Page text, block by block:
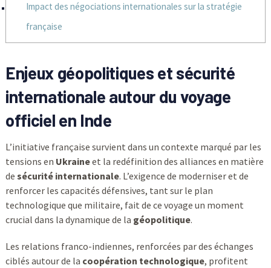
Impact des négociations internationales sur la stratégie
française
Enjeux géopolitiques et sécurité
internationale autour du voyage
officiel en Inde
L’initiative française survient dans un contexte marqué par les
tensions en Ukraineet la redéfinition des alliances en matière
de sécurité internationale. L’exigence de moderniser et de
renforcer les capacités défensives, tant sur le plan
technologique que militaire, fait de ce voyage un moment
crucial dans la dynamique de la géopolitique.
Les relations franco-indiennes, renforcées par des échanges
ciblés autour de la coopération technologique, profitent